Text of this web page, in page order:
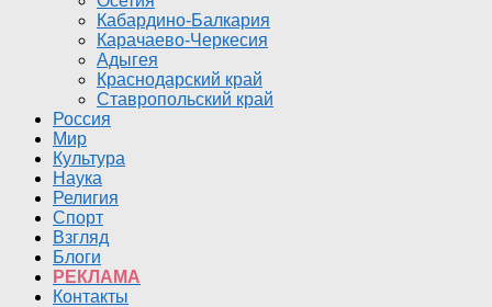
Кабардино-Балкария
Карачаево-Черкесия
Адыгея
Краснодарский край
Ставропольский край
Россия
Мир
Культура
Наука
Религия
Спорт
Взгляд
Блоги
РЕКЛАМА
Контакты